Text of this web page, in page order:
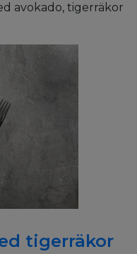
avokado, tigerräkor
tigerräkor